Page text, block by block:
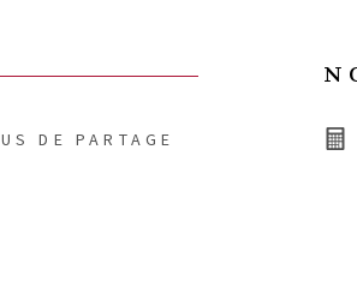
DE PARTAGE